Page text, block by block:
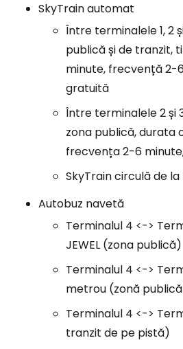
SkyTrain automat
Între terminalele 1, 2
publică și de tranzit,
minute, frecvență 2-
gratuită
Între terminalele 2 și
zona publică, durata
frecvența 2-6
SkyTrain circulă de la
Autobuz navetă
Terminalul 4 <->
JEWEL (zona publică)
Terminalul 4 <->
metrou (zonă
Terminalul 4 <->
tranzit de pe pistă)